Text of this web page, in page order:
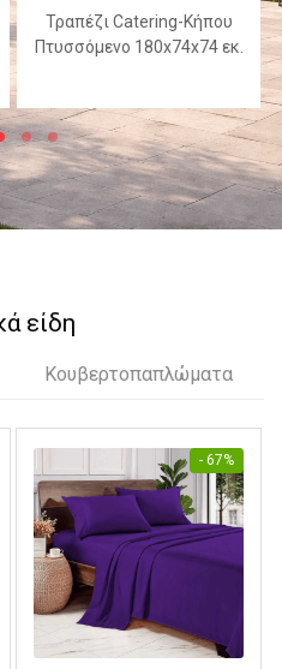
Τραπέζι Catering-Κήπου
Πτυσσόμενο 180x74x74 εκ.
είδη
Κουβερτοπαπλώματα
- 67%